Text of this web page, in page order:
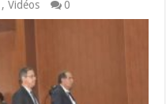
,Vidéos 0